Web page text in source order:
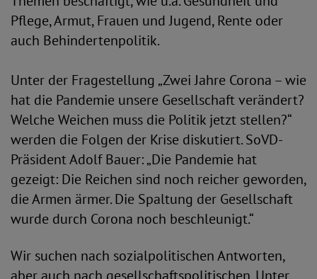
Pflege, Armut, Frauen und Jugend, Rente oder
auch Behindertenpolitik.
Unter der Fragestellung „Zwei Jahre Corona – wie
hat die Pandemie unsere Gesellschaft verändert?
Welche Weichen muss die Politik jetzt stellen?“
werden die Folgen der Krise diskutiert. SoVD-
Präsident Adolf Bauer: „Die Pandemie hat
gezeigt: Die Reichen sind noch reicher geworden,
die Armen ärmer. Die Spaltung der Gesellschaft
wurde durch Corona noch beschleunigt.“
Wir suchen nach sozialpolitischen Antworten,